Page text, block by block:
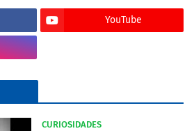
YouTube
CURIOSIDADES